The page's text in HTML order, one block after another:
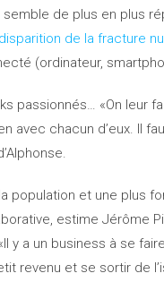
de plus en plus
de la fracture
(ordinateur,
passionnés… «On leur
avec chacun d’eux. Il
population et une plus
estime Jérôme
y a un business à se
revenu et se sortir de